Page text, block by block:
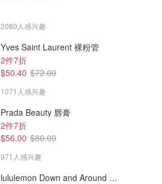
2080人感兴趣
Yves Saint Laurent 裸粉管
2件7折
$50.40 $72.00
1071人感兴趣
Prada Beauty 唇膏
2件7折
$56.00 $80.00
971人感兴趣
lululemon Down and Around 羽绒夹克